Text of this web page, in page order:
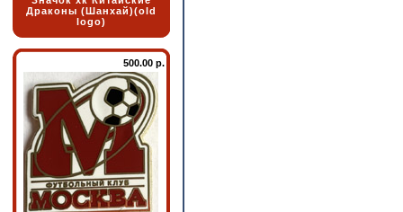
Драконы (Шанхай)(old
logo)
500.00 р.